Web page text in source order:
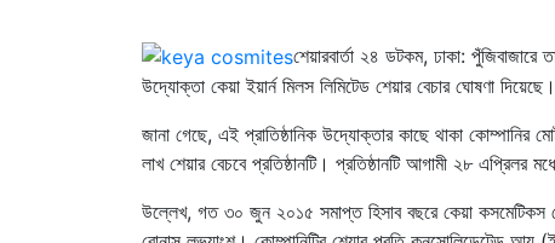
শেয়ারবার্তা ২৪ ডটকম, ঢাকা: পুঁজিবাজারে
উদ্যোক্তা কেয়া ইয়ার্ন মিলস লিমিটেড শেয়ার বেচার ঘোষণা
জানা গেছে, এই প্রাতিষ্ঠানিক উদ্যোক্তার কাছে থাকা
লাখ শেয়ার বেচবে প্রতিষ্ঠানটি। প্রতিষ্ঠানটি আগামী ২৮ এপ্রিলর
উল্লেখ, গত ৩০ জুন ২০১৫ সমাপ্ত হিসাব বছরে কেয়া কসমেটিকস